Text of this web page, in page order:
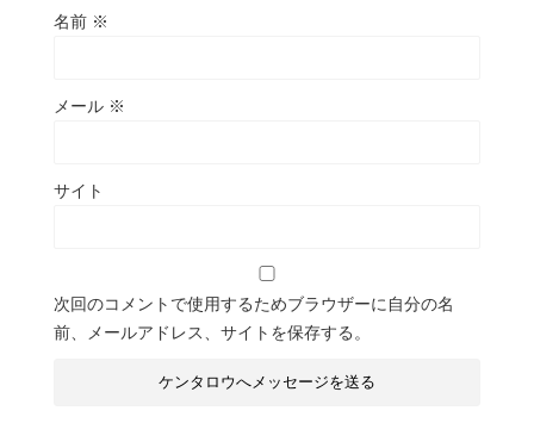
名前 ※
メール ※
サイト
次回のコメントで使用するためブラウザーに自分の名
前、メールアドレス、サイトを保存する。